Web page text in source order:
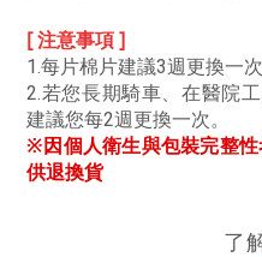
[ 注意事項 ]
1.每片棉片建議3週更換一次
2.若您長期騎車、在醫院
建議您每2週更換一次。
※因個人衛生與包裝完整
供退換貨
了